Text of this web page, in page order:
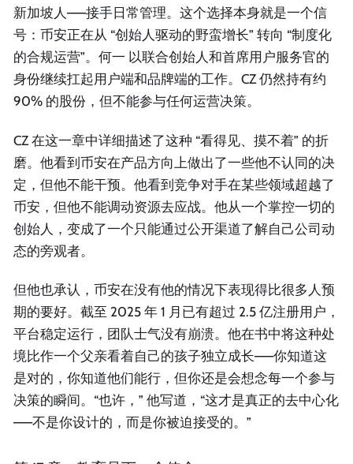
新加坡人——接手日常管理。这个选择本身就是一个信
号：币安正在从 “创始人驱动的野蛮增长” 转向 “制度化
的合规运营”。何一 以联合创始人和首席用户服务官的
身份继续扛起用户端和品牌端的工作。CZ 仍然持有约
90% 的股份，但不能参与任何运营决策。
CZ 在这一章中详细描述了这种 “看得见、摸不着” 的折
磨。他看到币安在产品方向上做出了一些他不认同的决
定，但他不能干预。他看到竞争对手在某些领域超越了
币安，但他不能调动资源去应战。他从一个掌控一切的
创始人，变成了一个只能通过公开渠道了解自己公司动
态的旁观者。
但他也承认，币安在没有他的情况下表现得比很多人预
期的要好。截至 2025 年 1 月已有超过 2.5 亿注册用户，
平台稳定运行，团队士气没有崩溃。他在书中将这种处
境比作一个父亲看着自己的孩子独立成长——你知道这
是对的，你知道他们能行，但你还是会想念每一个参与
决策的瞬间。“也许，” 他写道，“这才是真正的去中心化
——不是你设计的，而是你被迫接受的。”